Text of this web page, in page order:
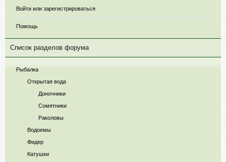
Войти или зарегистрироваться
Помощь
Список разделов форума
Рыбалка
Открытая вода
Доночники
Сомятники
Раколовы
Водоемы
Фидер
Катушки